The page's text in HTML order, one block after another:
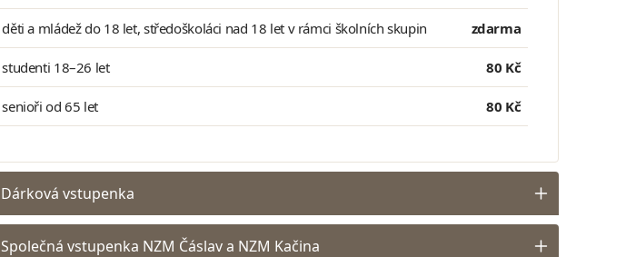
děti a mládež do 18 let, středoškoláci nad 18 let v rámci školních skupin zdarma
studenti 18–26 let 80 Kč
senioři od 65 let 80 Kč
Dárková vstupenka
Společná vstupenka NZM Čáslav a NZM Kačina